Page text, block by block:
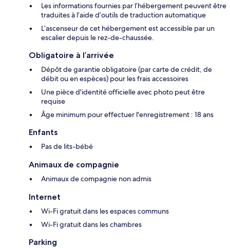
Les informations fournies par l’hébergement peuvent être
traduites à l’aide d’outils de traduction automatique
L’ascenseur de cet hébergement est accessible par un
escalier depuis le rez-de-chaussée.
Obligatoire à l’arrivée
Dépôt de garantie obligatoire (par carte de crédit, de
débit ou en espèces) pour les frais accessoires
Une pièce d'identité officielle avec photo peut être
requise
Âge minimum pour effectuer l'enregistrement : 18 ans
Enfants
Pas de lits-bébé
Animaux de compagnie
Animaux de compagnie non admis
Internet
Wi-Fi gratuit dans les espaces communs
Wi-Fi gratuit dans les chambres
Parking